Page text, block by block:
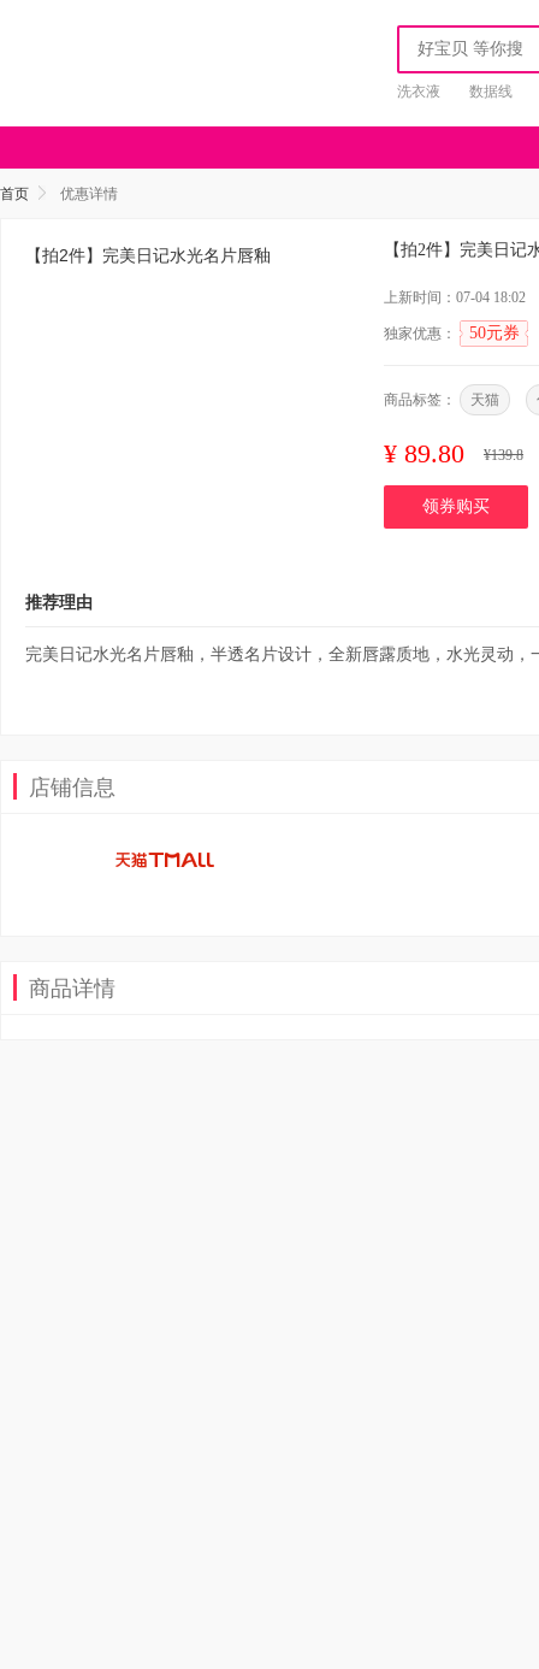
洗衣液 数据线
首页 优惠详情
【拍2件】完美日记
上新时间：07-04 18:02
独家优惠： 50元券
商品标签： 天猫
¥ 89.80 ¥139.8
领券购买
推荐理由
完美日记水光名片唇釉，半透名片设计，全新唇露质地，水光灵动
店铺信息
商品详情